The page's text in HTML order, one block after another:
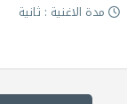
مدة الاغنية : ثانية